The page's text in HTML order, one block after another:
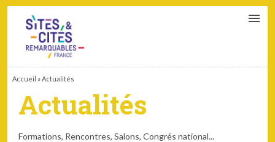
Accueil »Actualités
Actualités
Formations, Rencontres, Salons, Congrés national...